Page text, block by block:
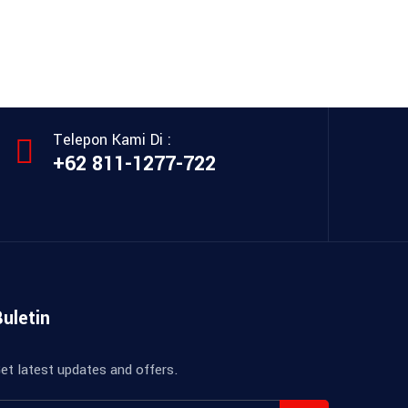
Telepon Kami Di :
+62 811-1277-722
latest updates and offers.